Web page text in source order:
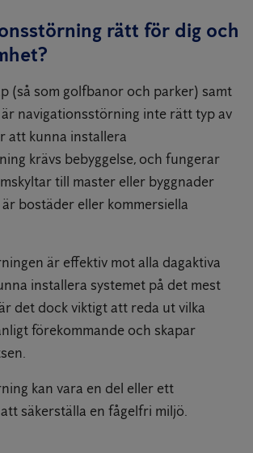
rätt för dig och
(så som golfbanor och parker) samt
navigationsstörning inte rätt typ av
att kunna installera
krävs bebyggelse, och fungerar
till master eller byggnader
bostäder eller kommersiella
är effektiv mot alla dagaktiva
installera systemet på det mest
det dock viktigt att reda ut vilka
förekommande och skapar
kan vara en del eller ett
säkerställa en fågelfri miljö.